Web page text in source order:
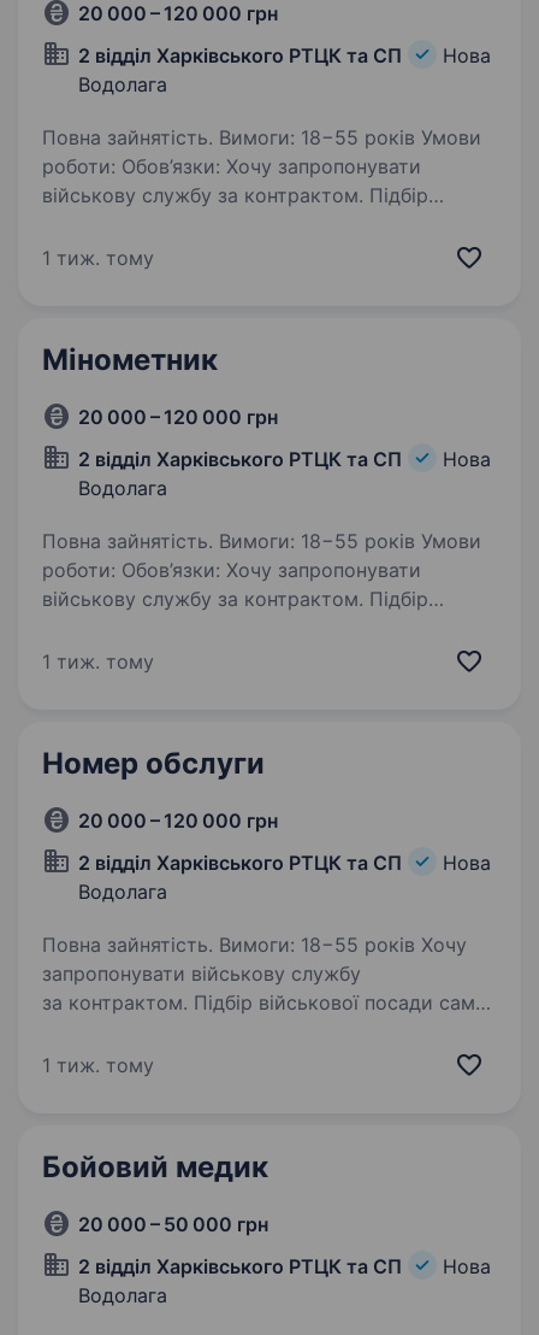
20 000 – 120 000 грн
2 відділ Харківського РТЦК та СП
Нова
Водолага
Повна зайнятість. Вимоги: 18−55 років Умови
роботи: Обов’язки: Хочу запропонувати
військову службу за контрактом. Підбір
застосувати свої знання та навички
1 тиж. тому
Мінометник
20 000 – 120 000 грн
2 відділ Харківського РТЦК та СП
Нова
Водолага
Повна зайнятість. Вимоги: 18−55 років Умови
роботи: Обов’язки: Хочу запропонувати
військову службу за контрактом. Підбір
застосувати свої знання та навички
1 тиж. тому
Номер обслуги
20 000 – 120 000 грн
2 відділ Харківського РТЦК та СП
Нова
Водолага
Повна зайнятість. Вимоги: 18−55 років Хочу
запропонувати військову службу
за контрактом. Підбір військової посади саме
та навички у реальних справах, а також
1 тиж. тому
Бойовий медик
20 000 – 50 000 грн
2 відділ Харківського РТЦК та СП
Нова
Водолага